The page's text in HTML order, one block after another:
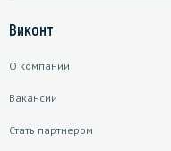
Виконт
О компании
Вакансии
Стать партнером